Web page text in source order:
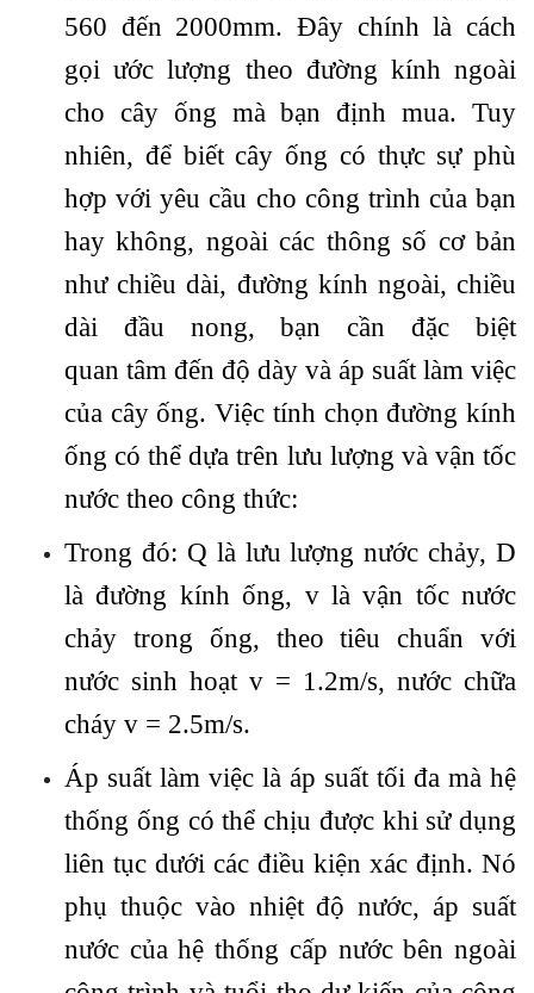
560 đến 2000mm. Đây chính là cách
gọi ước lượng theo đường kính ngoài
cho cây ống mà bạn định mua. Tuy
nhiên, để biết cây ống có thực sự phù
hợp với yêu cầu cho công trình của bạn
hay không, ngoài các thông số cơ bản
như chiều dài, đường kính ngoài, chiều
dài đầu nong, bạn cần đặc biệt
quan tâm đến độ dày và áp suất làm việc
của cây ống. Việc tính chọn đường kính
ống có thể dựa trên lưu lượng và vận tốc
nước theo công thức:
Trong đó: Q là lưu lượng nước chảy, D
là đường kính ống, v là vận tốc nước
chảy trong ống, theo tiêu chuẩn với
nước sinh hoạt v = 1.2m/s, nước chữa
cháy v = 2.5m/s.
Áp suất làm việc là áp suất tối đa mà hệ
thống ống có thể chịu được khi sử dụng
liên tục dưới các điều kiện xác định. Nó
phụ thuộc vào nhiệt độ nước, áp suất
nước của hệ thống cấp nước bên ngoài